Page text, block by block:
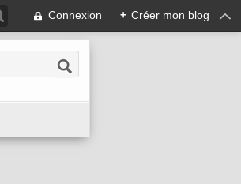
Connexion + Créer mon blog